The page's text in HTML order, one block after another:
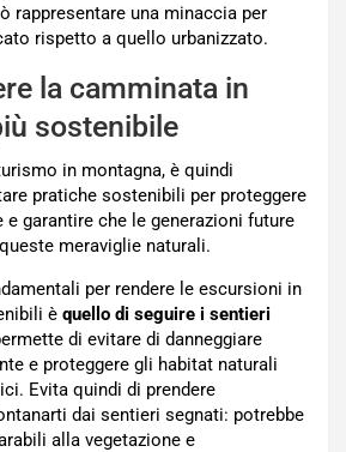
rappresentare una minaccia per
rispetto a quello urbanizzato.
la camminata in
sostenibile
in montagna, è quindi
pratiche sostenibili per proteggere
e garantire che le generazioni future
meraviglie naturali.
per rendere le escursioni in
è quello di seguire i sentieri
di evitare di danneggiare
e proteggere gli habitat naturali
Evita quindi di prendere
dai sentieri segnati: potrebbe
alla vegetazione e